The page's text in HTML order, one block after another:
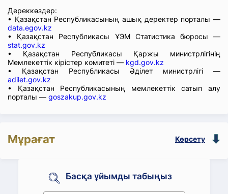
Дереккөздер:
• Қазақстан Республикасының ашық деректер порталы —
data.egov.kz
• Қазақстан Республикасы ҰЭМ Статистика бюросы —
stat.gov.kz
• Қазақстан Республикасы Қаржы министрлігінің
Мемлекеттік кірістер комитеті — kgd.gov.kz
• Қазақстан Республикасы Әділет министрлігі —
adilet.gov.kz
• Қазақстан Республикасының мемлекеттік сатып алу
порталы — goszakup.gov.kz
Мұрағат Көрсету
Басқа ұйымды табыңыз